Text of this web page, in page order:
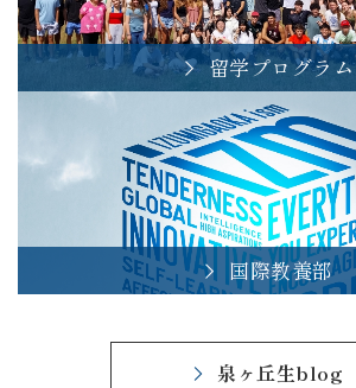
留学プログラム
国際教養部
泉ヶ丘生blog